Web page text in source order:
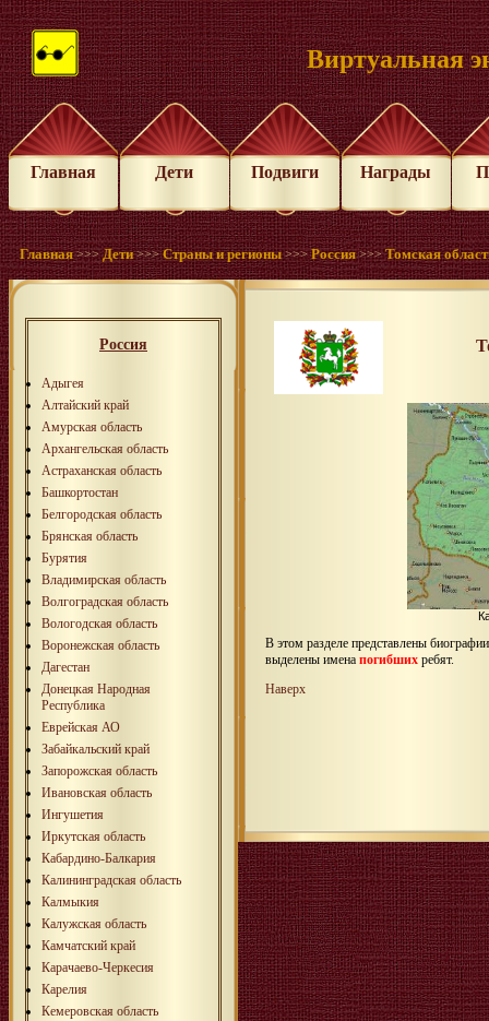
Виртуальная
Главная Дети Подвиги Награды
Главная >>>Дети >>>Страны и регионы >>>Россия >>>Томская
Россия
Адыгея
Алтайский край
Амурская область
Архангельская область
Астраханская область
Башкортостан
Белгородская область
Брянская область
Бурятия
Владимирская область
Волгоградская область
Вологодская область
Воронежская область
Дагестан
Донецкая Народная
Республика
Еврейская АО
Забайкальский край
Запорожская область
Ивановская область
Ингушетия
Иркутская область
Кабардино-Балкария
Калининградская область
Калмыкия
Калужская область
Камчатский край
Карачаево-Черкесия
Карелия
Кемеровская область
В этом разделе представлены
выделены имена погибших ребят.
Наверх